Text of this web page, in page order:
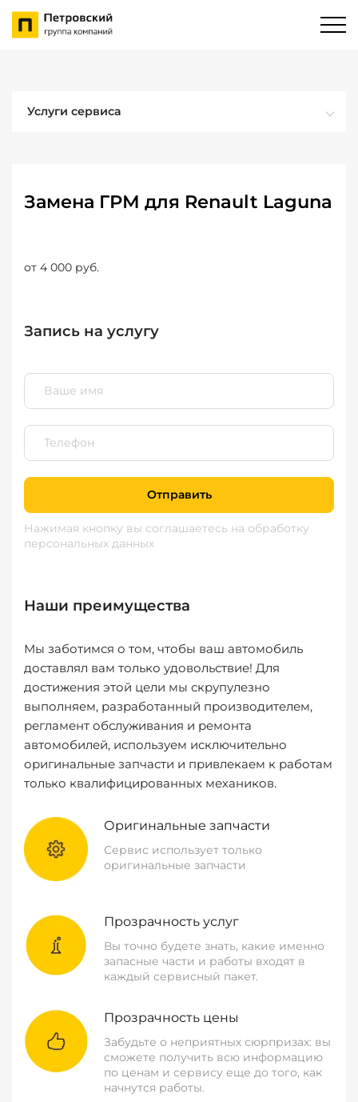
Услуги сервиса
Замена ГРМ для Renault Laguna
от 4 000 руб.
Запись на услугу
Отправить
Нажимая кнопку вы соглашаетесь на обработку
персональных данных
Наши преимущества
Мы заботимся о том, чтобы ваш автомобиль
доставлял вам только удовольствие! Для
достижения этой цели мы скрупулезно
выполняем, разработанный производителем,
регламент обслуживания и ремонта
автомобилей, используем исключительно
оригинальные запчасти и привлекаем к работам
только квалифицированных механиков.
Оригинальные запчасти
Сервис использует только
оригинальные запчасти
Прозрачность услуг
Вы точно будете знать, какие именно
запасные части и работы входят в
каждый сервисный пакет.
Прозрачность цены
Забудьте о неприятных сюрпризах: вы
сможете получить всю информацию
по ценам и сервису еще до того, как
начнутся работы.